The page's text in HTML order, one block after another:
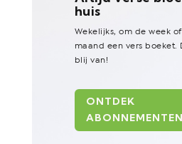
huis
Wekelijks, om de week
maand een vers boeket.
blij van!
ONTDEK
ABONNEMENTEN